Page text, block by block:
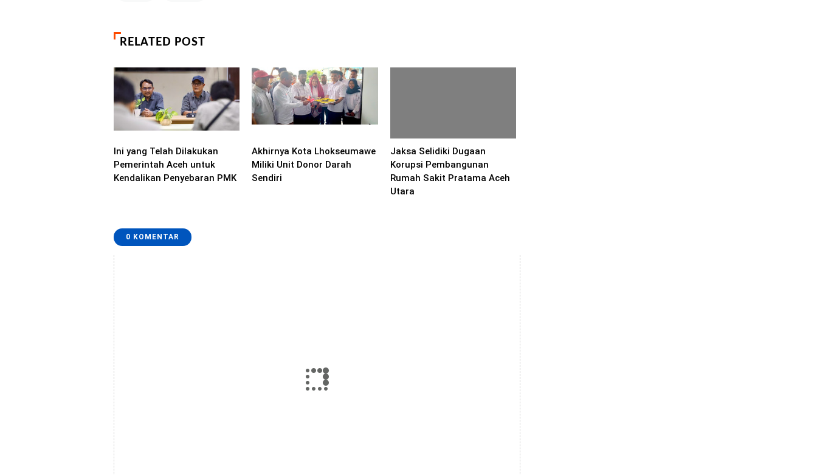
RELATED POST
Ini yang Telah Dilakukan
Pemerintah Aceh untuk
Kendalikan Penyebaran PMK
Akhirnya Kota Lhokseumawe
Miliki Unit Donor Darah
Sendiri
Jaksa Selidiki Dugaan
Korupsi Pembangunan
Rumah Sakit Pratama Aceh
Utara
0 KOMENTAR